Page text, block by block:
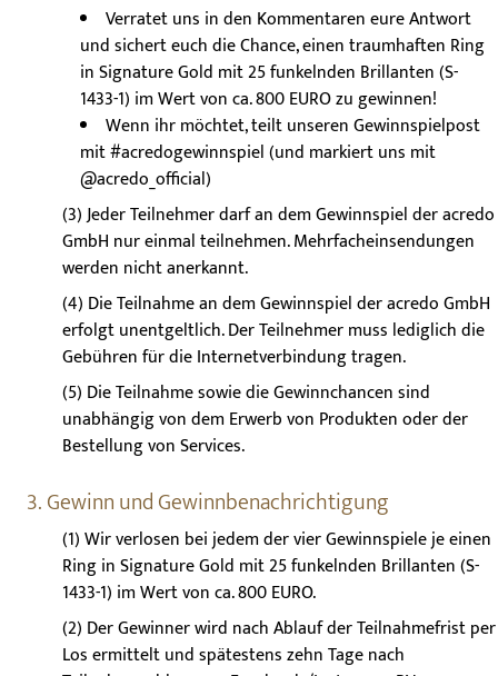
Verratet uns in den Kommentaren eure Antwort
und sichert euch die Chance, einen traumhaften Ring
in Signature Gold mit 25 funkelnden Brillanten (S-
1433-1) im Wert von ca. 800 EURO zu gewinnen!
Wenn ihr möchtet, teilt unseren Gewinnspielpost
mit #acredogewinnspiel (und markiert uns mit
@acredo_official)
(3) Jeder Teilnehmer darf an dem Gewinnspiel der acredo
GmbH nur einmal teilnehmen. Mehrfacheinsendungen
werden nicht anerkannt.
(4) Die Teilnahme an dem Gewinnspiel der acredo GmbH
erfolgt unentgeltlich. Der Teilnehmer muss lediglich die
Gebühren für die Internetverbindung tragen.
(5) Die Teilnahme sowie die Gewinnchancen sind
unabhängig von dem Erwerb von Produkten oder der
Bestellung von Services.
3. Gewinn und Gewinnbenachrichtigung
(1) Wir verlosen bei jedem der vier Gewinnspiele je einen
Ring in Signature Gold mit 25 funkelnden Brillanten (S-
1433-1) im Wert von ca. 800 EURO.
(2) Der Gewinner wird nach Ablauf der Teilnahmefrist per
Los ermittelt und spätestens zehn Tage nach